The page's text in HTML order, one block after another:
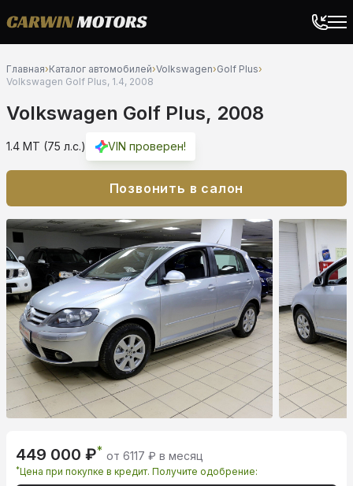
Главная›Каталог автомобилей›Volkswagen›Golf Plus›
Volkswagen Golf Plus, 1.4, 2008
Volkswagen Golf Plus, 2008
1.4 MT (75 л.с.) VIN проверен!
Позвонить в салон
449 000 ₽* от 6117 ₽ в месяц
*Цена при покупке в кредит. Получите одобрение: